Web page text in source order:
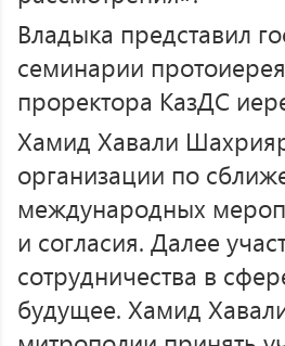
Владыка представил
семинарии
проректора КазДС
Хамид Хавали
организации по
международных
и согласия. Далее
сотрудничества в
будущее. Хамид